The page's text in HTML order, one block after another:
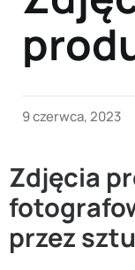
9 czerwca, 2023
Zdjęcia
przez